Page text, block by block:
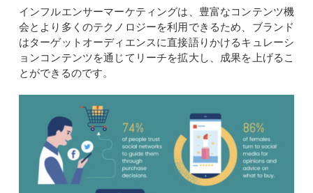
インフルエンサーマーケティングは、豊富なコンテンツ機
会とより多くのテクノロジーを利用できるため、ブランド
はターゲットオーディエンスに直接語りかけるキュレーシ
ョンコンテンツを通じてリーチを拡大し、成果を上げるこ
とができるのです。